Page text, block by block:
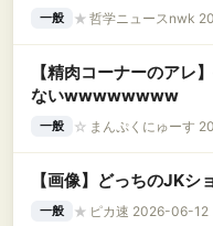
一般 ★ 哲学ニュースnwk
【精肉コーナーのアレ
ないwwwwwwww
一般 ☆ まんぷくにゅーす
【画像】どっちのJKシ
一般 ★ ピカ速 2026-06-12